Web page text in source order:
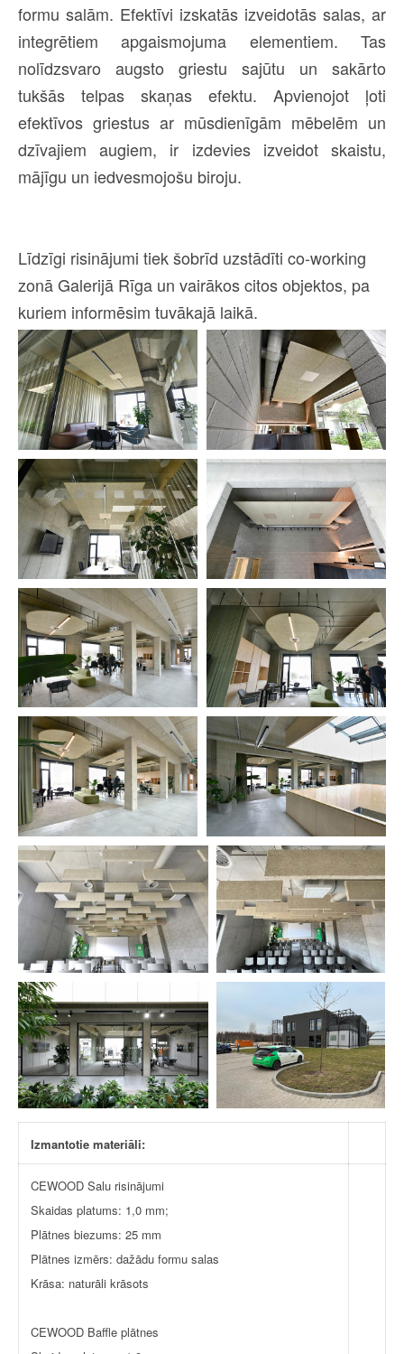
formu salām. Efektīvi izskatās izveidotās salas, ar
integrētiem apgaismojuma elementiem. Tas
nolīdzsvaro augsto griestu sajūtu un sakārto
tukšās telpas skaņas efektu. Apvienojot ļoti
efektīvos griestus ar mūsdienīgām mēbelēm un
dzīvajiem augiem, ir izdevies izveidot skaistu,
mājīgu un iedvesmojošu biroju.
Līdzīgi risinājumi tiek šobrīd uzstādīti co-working
zonā Galerijā Rīga un vairākos citos objektos, pa
kuriem informēsim tuvākajā laikā.
Izmantotie materiāli:
CEWOOD Salu risinājumi
Skaidas platums: 1,0 mm;
Plātnes biezums: 25 mm
Plātnes izmērs: dažādu formu salas
Krāsa: naturāli krāsots
CEWOOD Baffle plātnes